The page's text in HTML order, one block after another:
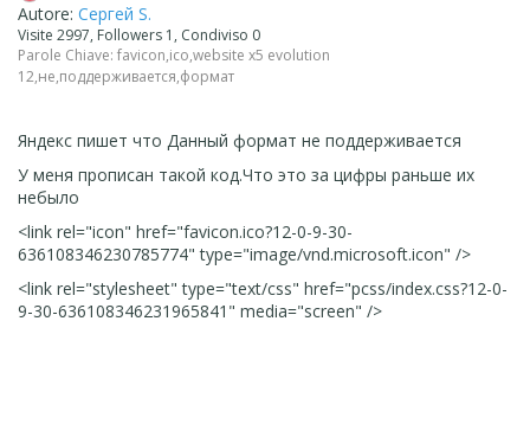
Autore: Сергей S.
Visite 2997, Followers 1, Condiviso 0
Parole Chiave: favicon,ico,website x5 evolution
12,не,поддерживается,формат
Яндекс пишет что Данный формат не поддерживается
У меня прописан такой код.Что это за цифры раньше их
небыло
<link rel="icon" href="favicon.ico?12-0-9-30-
636108346230785774" type="image/vnd.microsoft.icon" />
<link rel="stylesheet" type="text/css" href="pcss/index.css?12-0-
9-30-636108346231965841" media="screen" />